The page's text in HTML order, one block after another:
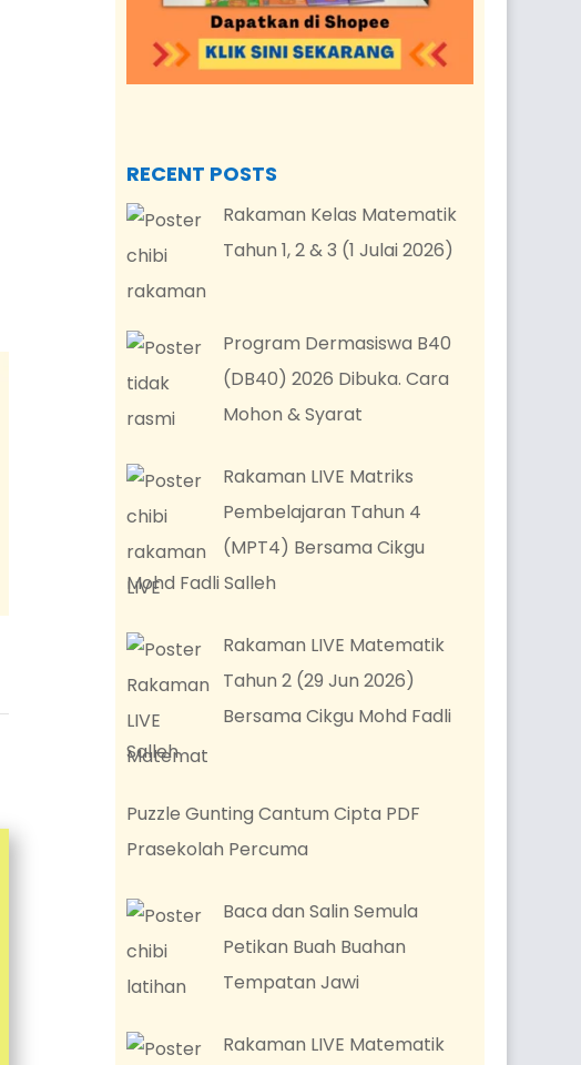
RECENT POSTS
Rakaman Kelas Matematik
Tahun 1, 2 & 3 (1 Julai 2026)
Program Dermasiswa B40
(DB40) 2026 Dibuka. Cara
Mohon & Syarat
Rakaman LIVE Matriks
Pembelajaran Tahun 4
(MPT4) Bersama Cikgu
Mohd Fadli Salleh
Rakaman LIVE Matematik
Tahun 2 (29 Jun 2026)
Bersama Cikgu Mohd Fadli
Salleh
Puzzle Gunting Cantum Cipta PDF
Prasekolah Percuma
Baca dan Salin Semula
Petikan Buah Buahan
Tempatan Jawi
Rakaman LIVE Matematik